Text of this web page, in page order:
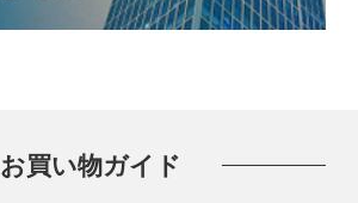
お買い物ガイド